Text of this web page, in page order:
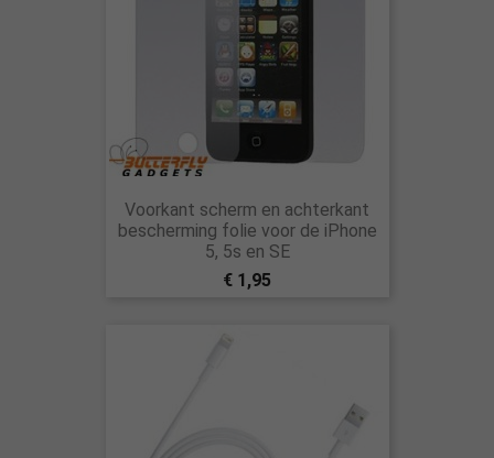
Voorkant scherm en achterkant
bescherming folie voor de iPhone
5, 5s en SE
€ 1,95